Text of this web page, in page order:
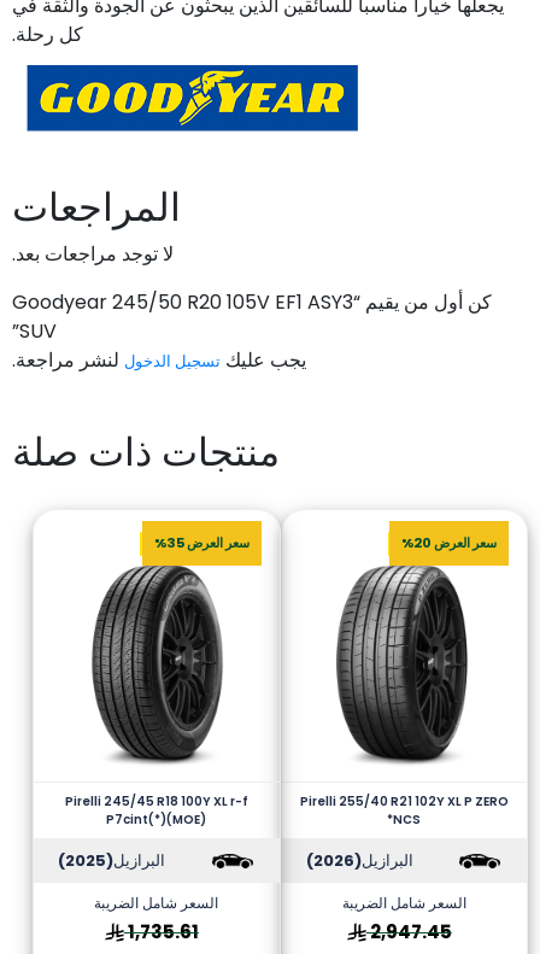
كل رحلة.
المراجعات
لا توجد مراجعات بعد.
كن أول من يقيم “Goodyear 245/50 R20 105V EF1 ASY3
SUV”
يجب عليك تسجيل الدخول لنشر مراجعة.
منتجات ذات صلة
سعر العرض 20%
Pirelli 255/40 R21 102Y XL P ZERO
*NCS
البرازيل(2026)
السعر شامل الضريبة
2,947.45
سعر العرض 35%
Pirelli 245/45 R18 100Y XL r-f
P7cint(*)(MOE)
البرازيل(2025)
السعر شامل الضريبة
1,735.61